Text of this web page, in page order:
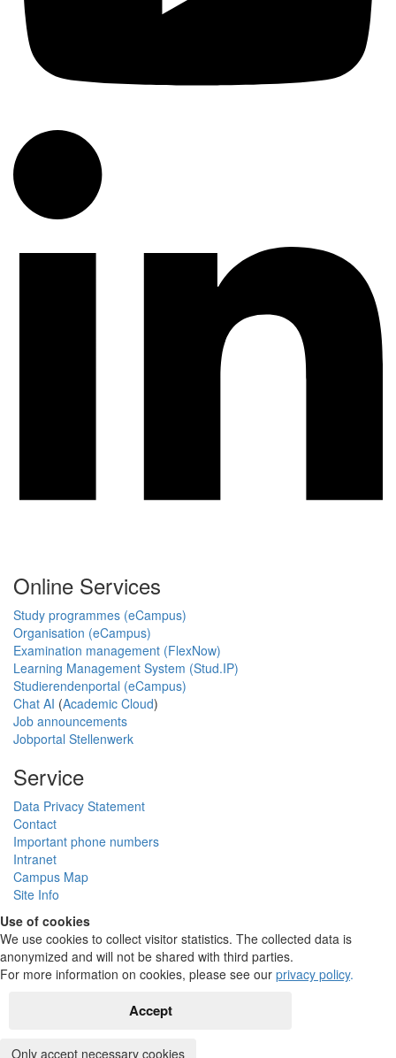
Online Services
Study programmes (eCampus)
Organisation (eCampus)
Examination management (FlexNow)
Learning Management System (Stud.IP)
Studierendenportal (eCampus)
Chat AI (Academic Cloud)
Job announcements
Jobportal Stellenwerk
Service
Data Privacy Statement
Contact
Important phone numbers
Intranet
Campus Map
Site Info
Use of cookies
We use cookies to collect visitor statistics. The collected data is
anonymized and will not be shared with third parties.
For more information on cookies, please see our privacy policy.
Accept
Only accept necessary cookies